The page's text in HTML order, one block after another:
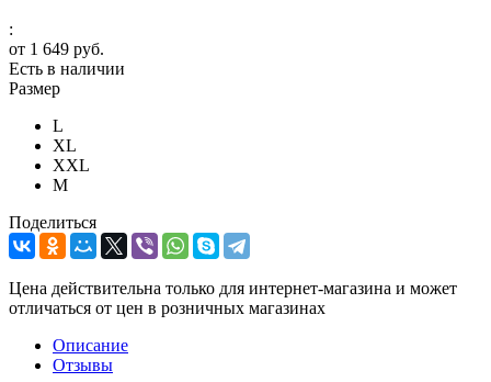
:
от 1 649 руб.
Есть в наличии
Размер
L
XL
XXL
М
Поделиться
Цена действительна только для интернет-магазина и может
отличаться от цен в розничных магазинах
Описание
Отзывы